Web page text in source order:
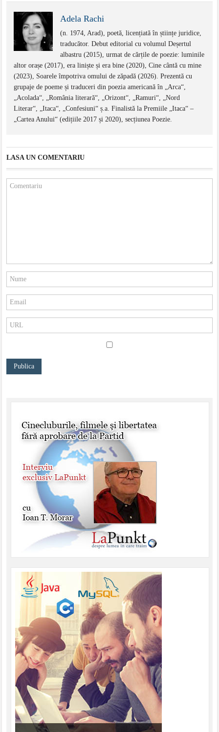
Adela Rachi
(n. 1974, Arad), poetă, licențiată în științe juridice,
traducător. Debut editorial cu volumul Deșertul
albastru (2015), urmat de cărțile de poezie: luminile
altor orașe (2017), era liniște și era bine (2020), Cine cântă cu mine
(2023), Soarele împotriva omului de zăpadă (2026). Prezentă cu
grupaje de poeme și traduceri din poezia americană în „Arca“,
„Acolada“, „România literară“, „Orizont“, „Ramuri“, „Nord
Literar“, „Itaca“, „Confesiuni“ ș.a. Finalistă la Premiile „Itaca“ –
„Cartea Anului“ (edițiile 2017 și 2020), secțiunea Poezie.
LASA UN COMENTARIU